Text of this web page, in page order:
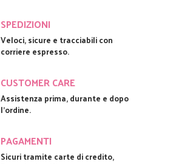
SPEDIZIONI
Veloci, sicure e tracciabili con
corriere espresso.
CUSTOMER CARE
Assistenza prima, durante e dopo
l'ordine.
PAGAMENTI
Sicuri tramite carte di credito,